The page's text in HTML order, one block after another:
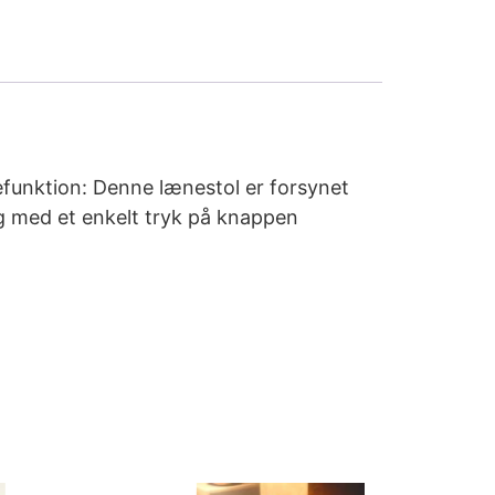
Denne lænestol er forsynet
et enkelt tryk på knappen